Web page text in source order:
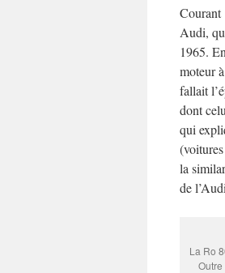
Courant
Audi,
1965.
moteur
fallait
dont
qui
la
de
La Ro